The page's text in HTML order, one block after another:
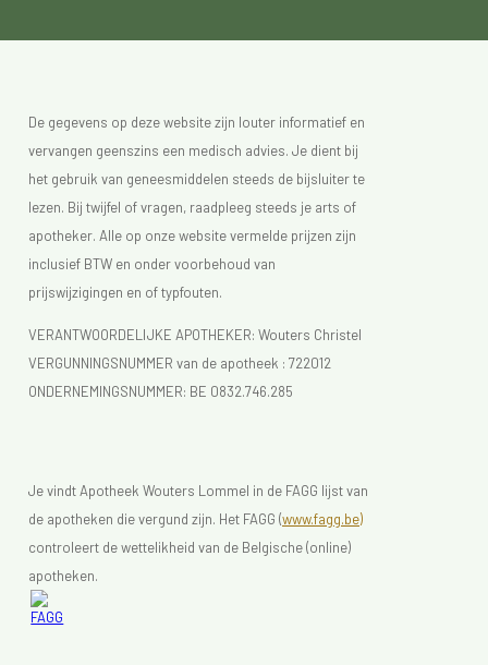
De gegevens op deze website zijn louter informatief en
vervangen geenszins een medisch advies. Je dient bij
het gebruik van geneesmiddelen steeds de bijsluiter te
lezen. Bij twijfel of vragen, raadpleeg steeds je arts of
apotheker. Alle op onze website vermelde prijzen zijn
inclusief BTW en onder voorbehoud van
prijswijzigingen en of typfouten.
VERANTWOORDELIJKE APOTHEKER: Wouters Christel
VERGUNNINGSNUMMER van de apotheek : 722012
ONDERNEMINGSNUMMER: BE 0832.746.285
Je vindt Apotheek Wouters Lommel in de FAGG lijst van
de apotheken die vergund zijn. Het FAGG (www.fagg.be)
controleert de wettelikheid van de Belgische (online)
apotheken.